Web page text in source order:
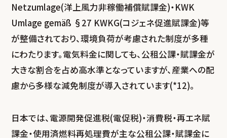
Netzumlage(洋上風力非稼働補償賦課金)・KWK
Umlage gemäß §27 KWKG(コジェネ促進賦課金)等
が整備されており、環境負荷が考慮された制度が多種
にわたります。電気料金に関しても、公租公課・賦課金が
大きな割合を占め高水準となっていますが、産業への配
慮から多様な減免制度が導入されています(*12)。
日本では、電源開発促進税(電促税)・消費税・再エネ賦
課金・使用済燃料再処理費が主な公租公課・賦課金に